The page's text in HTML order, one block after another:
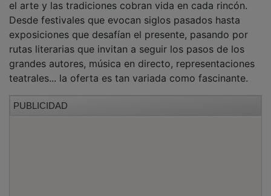
Desde festivales que evocan siglos pasados hasta
exposiciones que desafían el presente, pasando por
rutas literarias que invitan a seguir los pasos de los
grandes autores, música en directo, representaciones
teatrales... la oferta es tan variada como fascinante.